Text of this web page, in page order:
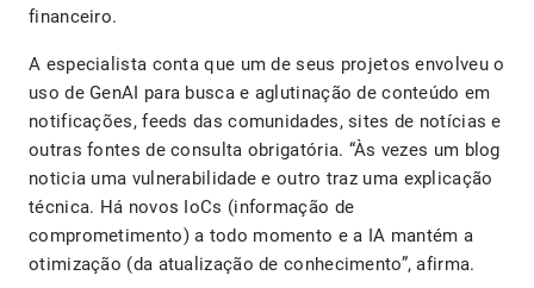
financeiro.
A especialista conta que um de seus projetos envolveu o
uso de GenAI para busca e aglutinação de conteúdo em
notificações, feeds das comunidades, sites de notícias e
outras fontes de consulta obrigatória. “Às vezes um blog
noticia uma vulnerabilidade e outro traz uma explicação
técnica. Há novos IoCs (informação de
comprometimento) a todo momento e a IA mantém a
otimização (da atualização de conhecimento”, afirma.